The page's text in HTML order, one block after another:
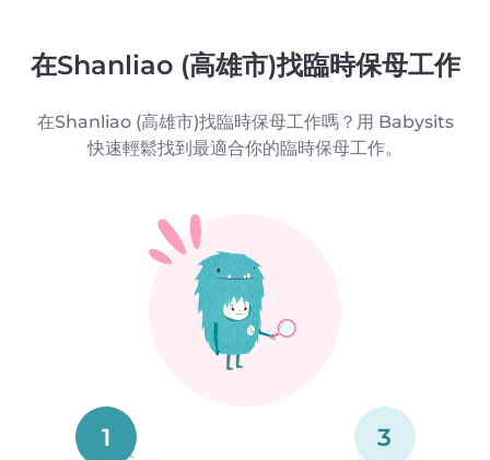
在Shanliao (高雄市)找臨時保母工作
在Shanliao (高雄市)找臨時保母工作嗎？用 Babysits
快速輕鬆找到最適合你的臨時保母工作。
1 3